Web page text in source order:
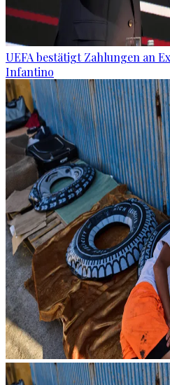
UEFA bestätigt Zahlungen an
Infantino